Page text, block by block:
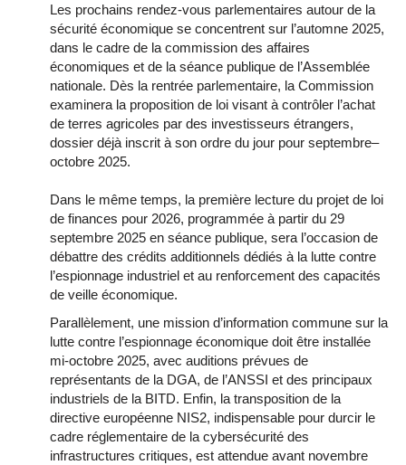
Les prochains rendez-vous parlementaires autour de la
sécurité économique se concentrent sur l’automne 2025,
dans le cadre de la commission des affaires
économiques et de la séance publique de l’Assemblée
nationale. Dès la rentrée parlementaire, la Commission
examinera la proposition de loi visant à contrôler l’achat
de terres agricoles par des investisseurs étrangers,
dossier déjà inscrit à son ordre du jour pour septembre–
octobre 2025.
Dans le même temps, la première lecture du projet de loi
de finances pour 2026, programmée à partir du 29
septembre 2025 en séance publique, sera l’occasion de
débattre des crédits additionnels dédiés à la lutte contre
l’espionnage industriel et au renforcement des capacités
de veille économique.
Parallèlement, une mission d’information commune sur la
lutte contre l’espionnage économique doit être installée
mi-octobre 2025, avec auditions prévues de
représentants de la DGA, de l’ANSSI et des principaux
industriels de la BITD. Enfin, la transposition de la
directive européenne NIS2, indispensable pour durcir le
cadre réglementaire de la cybersécurité des
infrastructures critiques, est attendue avant novembre